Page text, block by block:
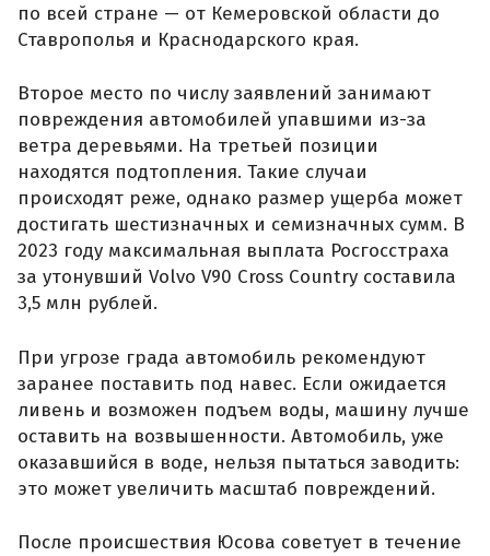
по всей стране — от Кемеровской области до
Ставрополья и Краснодарского края.
Второе место по числу заявлений занимают
повреждения автомобилей упавшими из-за
ветра деревьями. На третьей позиции
находятся подтопления. Такие случаи
происходят реже, однако размер ущерба может
достигать шестизначных и семизначных сумм. В
2023 году максимальная выплата Росгосстраха
за утонувший Volvo V90 Cross Country составила
3,5 млн рублей.
При угрозе града автомобиль рекомендуют
заранее поставить под навес. Если ожидается
ливень и возможен подъем воды, машину лучше
оставить на возвышенности. Автомобиль, уже
оказавшийся в воде, нельзя пытаться заводить:
это может увеличить масштаб повреждений.
После происшествия Юсова советует в течение